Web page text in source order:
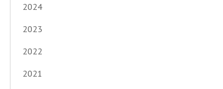
2024
2023
2022
2021